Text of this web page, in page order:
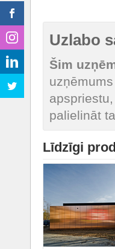
Uzlabo
Šim
palielināt
Līdzīgi